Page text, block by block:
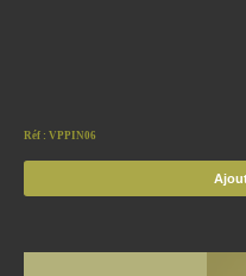
Réf : VPPIN06